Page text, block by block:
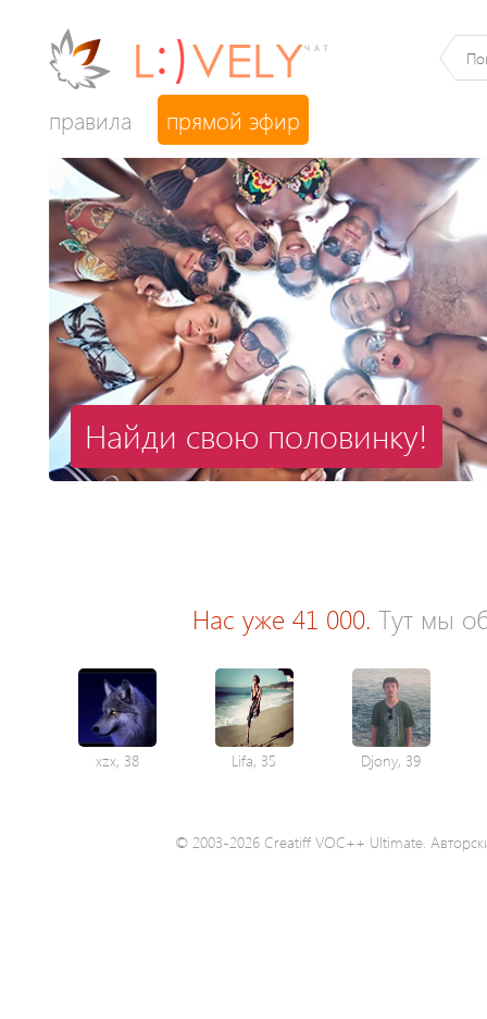
правила прямой эфир
Найди свою половинку!
Нас уже 41 000. Тут мы
xzx, 38 Lifa, 35 Djony, 39
© 2003-2026 Creatiff VOC++ Ultimate.